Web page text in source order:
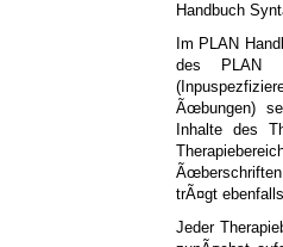
Handbuch
Im PLAN
des PLAN
Ãœbungen)
Inhalte des
trÃ¤gt
Jeder